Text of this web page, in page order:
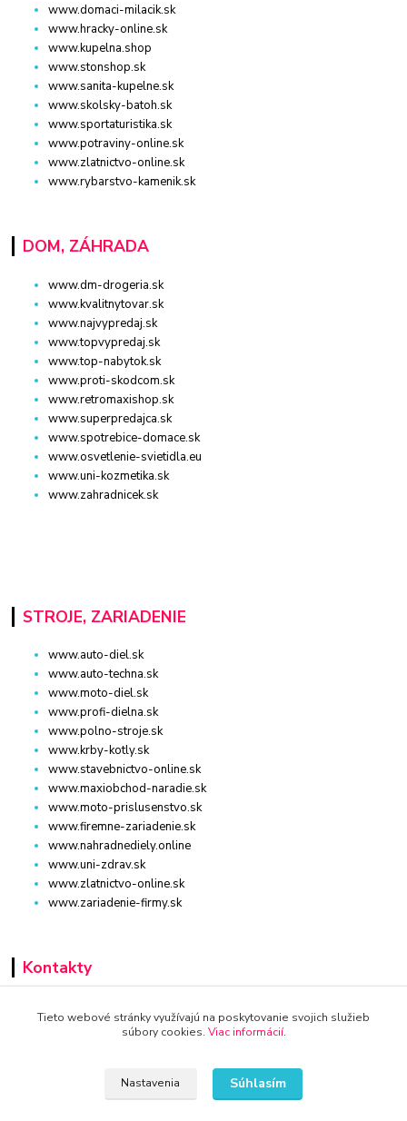
www.domaci-milacik.sk
www.hracky-online.sk
www.kupelna.shop
www.stonshop.sk
www.sanita-kupelne.sk
www.skolsky-batoh.sk
www.sportaturistika.sk
www.potraviny-online.sk
www.zlatnictvo-online.sk
www.rybarstvo-kamenik.sk
DOM, ZÁHRADA
www.dm-drogeria.sk
www.kvalitnytovar.sk
www.najvypredaj.sk
www.topvypredaj.sk
www.top-nabytok.sk
www.proti-skodcom.sk
www.retromaxishop.sk
www.superpredajca.sk
www.spotrebice-domace.sk
www.osvetlenie-svietidla.eu
www.uni-kozmetika.sk
www.zahradnicek.sk
STROJE, ZARIADENIE
www.auto-diel.sk
www.auto-techna.sk
www.moto-diel.sk
www.profi-dielna.sk
www.polno-stroje.sk
www.krby-kotly.sk
www.stavebnictvo-online.sk
www.maxiobchod-naradie.sk
www.moto-prislusenstvo.sk
www.firemne-zariadenie.sk
www.nahradnediely.online
www.uni-zdrav.sk
www.zlatnictvo-online.sk
www.zariadenie-firmy.sk
Kontakty
+421 940 949 000
Tieto webové stránky využívajú na poskytovanie svojich služieb
súbory cookies. Viac informácií.
Nastavenia Súhlasím